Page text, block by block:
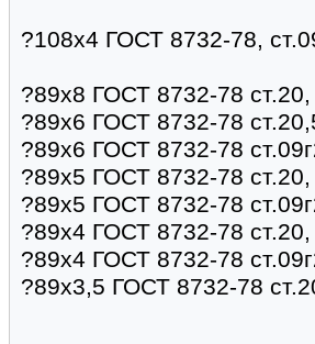
?108х4 ГОСТ 8732-78,
?89х8 ГОСТ 8732-78
?89х6 ГОСТ 8732-78
?89х6 ГОСТ 8732-78
?89х5 ГОСТ 8732-78
?89х5 ГОСТ 8732-78
?89х4 ГОСТ 8732-78
?89х4 ГОСТ 8732-78
?89х3,5 ГОСТ 8732-78